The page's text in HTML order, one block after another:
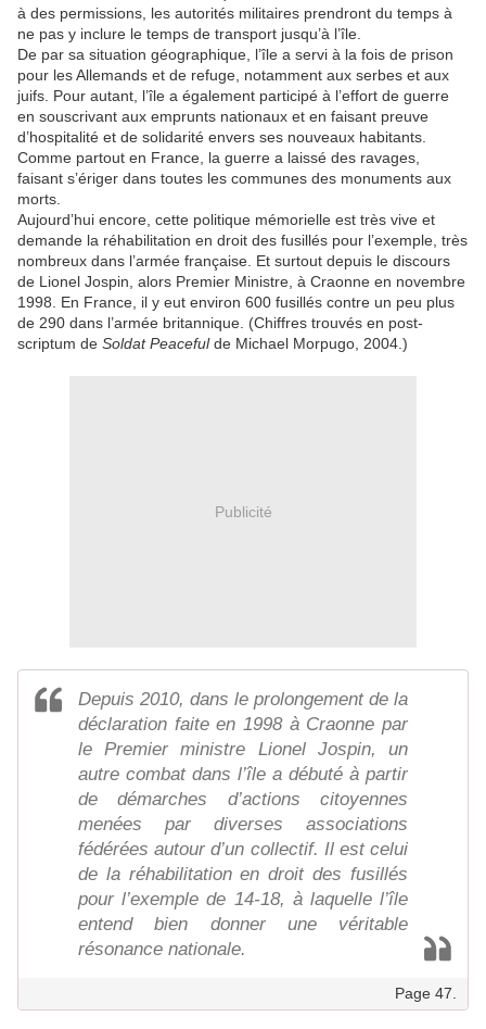
à des permissions, les autorités militaires prendront du temps à
ne pas y inclure le temps de transport jusqu’à l’île.
De par sa situation géographique, l’île a servi à la fois de prison
pour les Allemands et de refuge, notamment aux serbes et aux
juifs. Pour autant, l’île a également participé à l’effort de guerre
en souscrivant aux emprunts nationaux et en faisant preuve
d’hospitalité et de solidarité envers ses nouveaux habitants.
Comme partout en France, la guerre a laissé des ravages,
faisant s’ériger dans toutes les communes des monuments aux
morts.
Aujourd’hui encore, cette politique mémorielle est très vive et
demande la réhabilitation en droit des fusillés pour l’exemple, très
nombreux dans l’armée française. Et surtout depuis le discours
de Lionel Jospin, alors Premier Ministre, à Craonne en novembre
1998. En France, il y eut environ 600 fusillés contre un peu plus
de 290 dans l’armée britannique. (Chiffres trouvés en post-
scriptum de Soldat Peacefulde Michael Morpugo, 2004.)
Publicité
Depuis 2010, dans le prolongement de la
déclaration faite en 1998 à Craonne par
le Premier ministre Lionel Jospin, un
autre combat dans l’île a débuté à partir
de démarches d’actions citoyennes
menées par diverses associations
fédérées autour d’un collectif. Il est celui
de la réhabilitation en droit des fusillés
pour l’exemple de 14-18, à laquelle l’île
entend bien donner une véritable
résonance nationale.
Page 47.